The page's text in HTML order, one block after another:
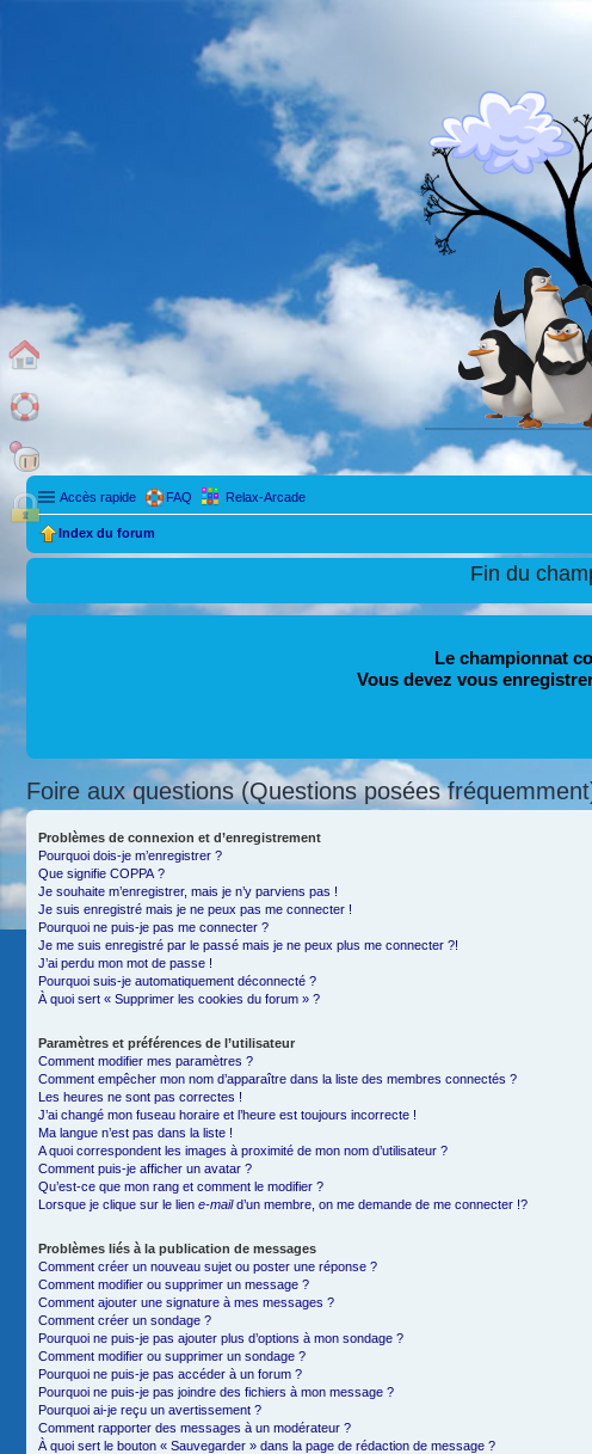
Accès rapide FAQ Relax-Arcade
Index du forum
Fin du
Le championnat
Vous devez vous
Foire aux questions (Questions posées
Problèmes de connexion et d’enregistrement
Pourquoi dois-je m’enregistrer ?
Que signifie COPPA ?
Je souhaite m’enregistrer, mais je n’y parviens pas !
Je suis enregistré mais je ne peux pas me connecter !
Pourquoi ne puis-je pas me connecter ?
Je me suis enregistré par le passé mais je ne peux plus me connecter ?!
J’ai perdu mon mot de passe !
Pourquoi suis-je automatiquement déconnecté ?
À quoi sert « Supprimer les cookies du forum » ?
Paramètres et préférences de l’utilisateur
Comment modifier mes paramètres ?
Comment empêcher mon nom d’apparaître dans la liste des membres connectés ?
Les heures ne sont pas correctes !
J’ai changé mon fuseau horaire et l’heure est toujours incorrecte !
Ma langue n’est pas dans la liste !
A quoi correspondent les images à proximité de mon nom d’utilisateur ?
Comment puis-je afficher un avatar ?
Qu’est-ce que mon rang et comment le modifier ?
Lorsque je clique sur le lien e-maild’un membre, on me demande de me connecter !?
Problèmes liés à la publication de messages
Comment créer un nouveau sujet ou poster une réponse ?
Comment modifier ou supprimer un message ?
Comment ajouter une signature à mes messages ?
Comment créer un sondage ?
Pourquoi ne puis-je pas ajouter plus d’options à mon sondage ?
Comment modifier ou supprimer un sondage ?
Pourquoi ne puis-je pas accéder à un forum ?
Pourquoi ne puis-je pas joindre des fichiers à mon message ?
Pourquoi ai-je reçu un avertissement ?
Comment rapporter des messages à un modérateur ?
À quoi sert le bouton « Sauvegarder » dans la page de rédaction de message ?